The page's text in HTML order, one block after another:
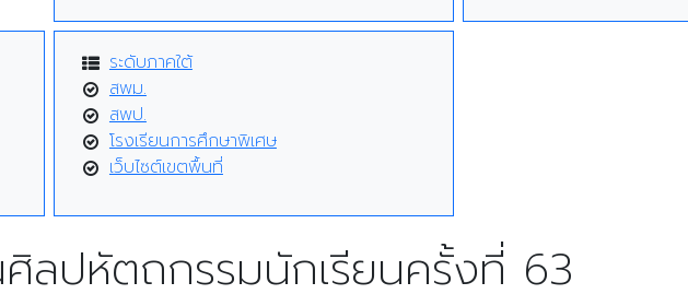
ระดับภาคใต้
สพม.
สพป.
โรงเรียนการศึกษาพิเศษ
เว็บไซต์เขตพื้นที่
ลปหัตถกรรมนักเรียนครั้งที่ 63